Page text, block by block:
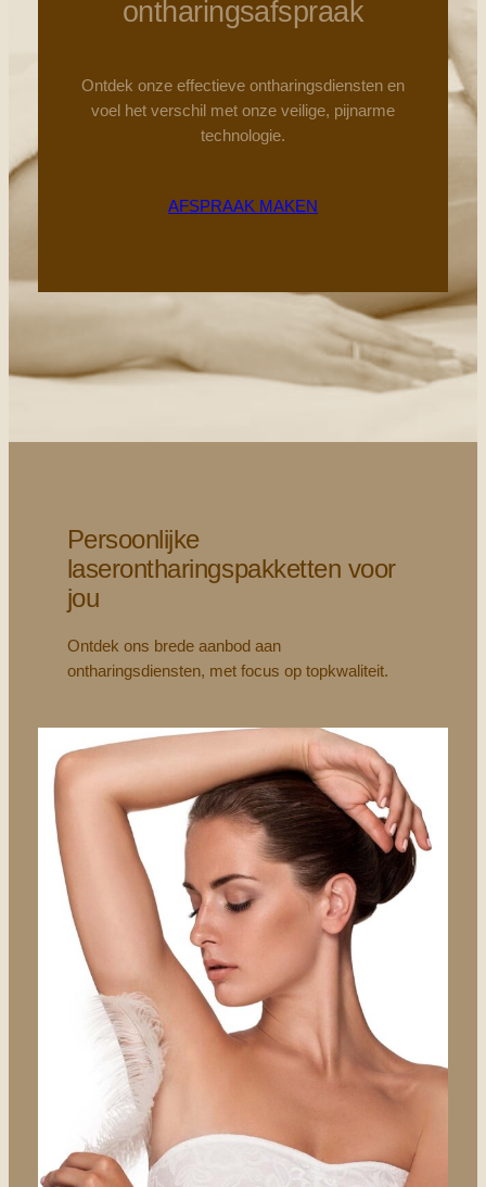
ontharingsafspraak
Ontdek onze effectieve ontharingsdiensten en
voel het verschil met onze veilige, pijnarme
technologie.
AFSPRAAK MAKEN
Persoonlijke
laserontharingspakketten voor
jou
Ontdek ons brede aanbod aan
ontharingsdiensten, met focus op topkwaliteit.